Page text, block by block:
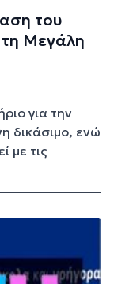
του
τη Μεγάλη
για την
δικάσιμο, ενώ
με τις